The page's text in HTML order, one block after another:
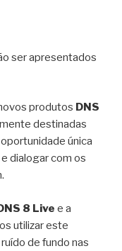
ser apresentados
produtos DNS
destinadas
única
dialogar com os
8 Live e a
utilizar este
de fundo nas